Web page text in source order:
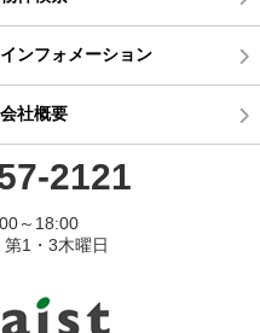
インフォメーション
会社概要
2121
～18:00
1・3木曜日